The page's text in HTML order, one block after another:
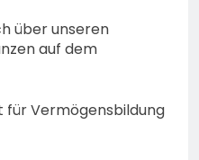
über unseren
auf dem
für Vermögensbildung